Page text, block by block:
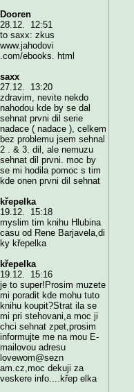
Dooren
28.12. 12:51
to saxx: zkus
www.jahodovi
.com/ebooks. html
saxx
27.12. 13:20
zdravim, nevite nekdo
nahodou kde by se dal
sehnat prvni dil serie
nadace ( nadace ), celkem
bez problemu jsem sehnal
2 . & 3. dil, ale nemuzu
sehnat dil prvni. moc by
se mi hodila pomoc s tim
kde onen prvni dil sehnat
křepelka
19.12. 15:18
myslim tim knihu Hlubina
casu od Rene Barjavela,di
ky křepelka
křepelka
19.12. 15:16
je to super!Prosim muzete
mi poradit kde mohu tuto
knihu koupit?Strat ila se
mi pri stehovani,a moc ji
chci sehnat zpet,prosim
informujte me na mou E-
mailovou adresu
lovewom@sezn
am.cz,moc dekuji za
veskere info....křep elka